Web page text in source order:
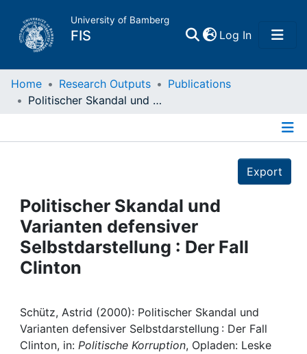
University of Bamberg
FIS Log In(current)
Home
Projects
People
Institutions
Awards
My FIS
Home Research Outputs
Publications
Politischer Skandal und Varianten defensiver Selbstdarstellung : Der Fall Clinton
Export
Politischer Skandal und
Varianten defensiver
Selbstdarstellung : Der Fall
Clinton
Schütz, Astrid (2000): Politischer Skandal und
Varianten defensiver Selbstdarstellung : Der Fall
Clinton, in: Politische Korruption, Opladen: Leske